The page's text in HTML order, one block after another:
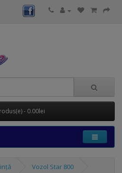
- 0.00lei
Vozol Star 800